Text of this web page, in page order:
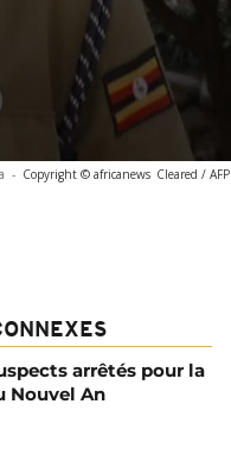
- Copyright © africanews Cleared / AFP
arrêtés pour la
Nouvel An